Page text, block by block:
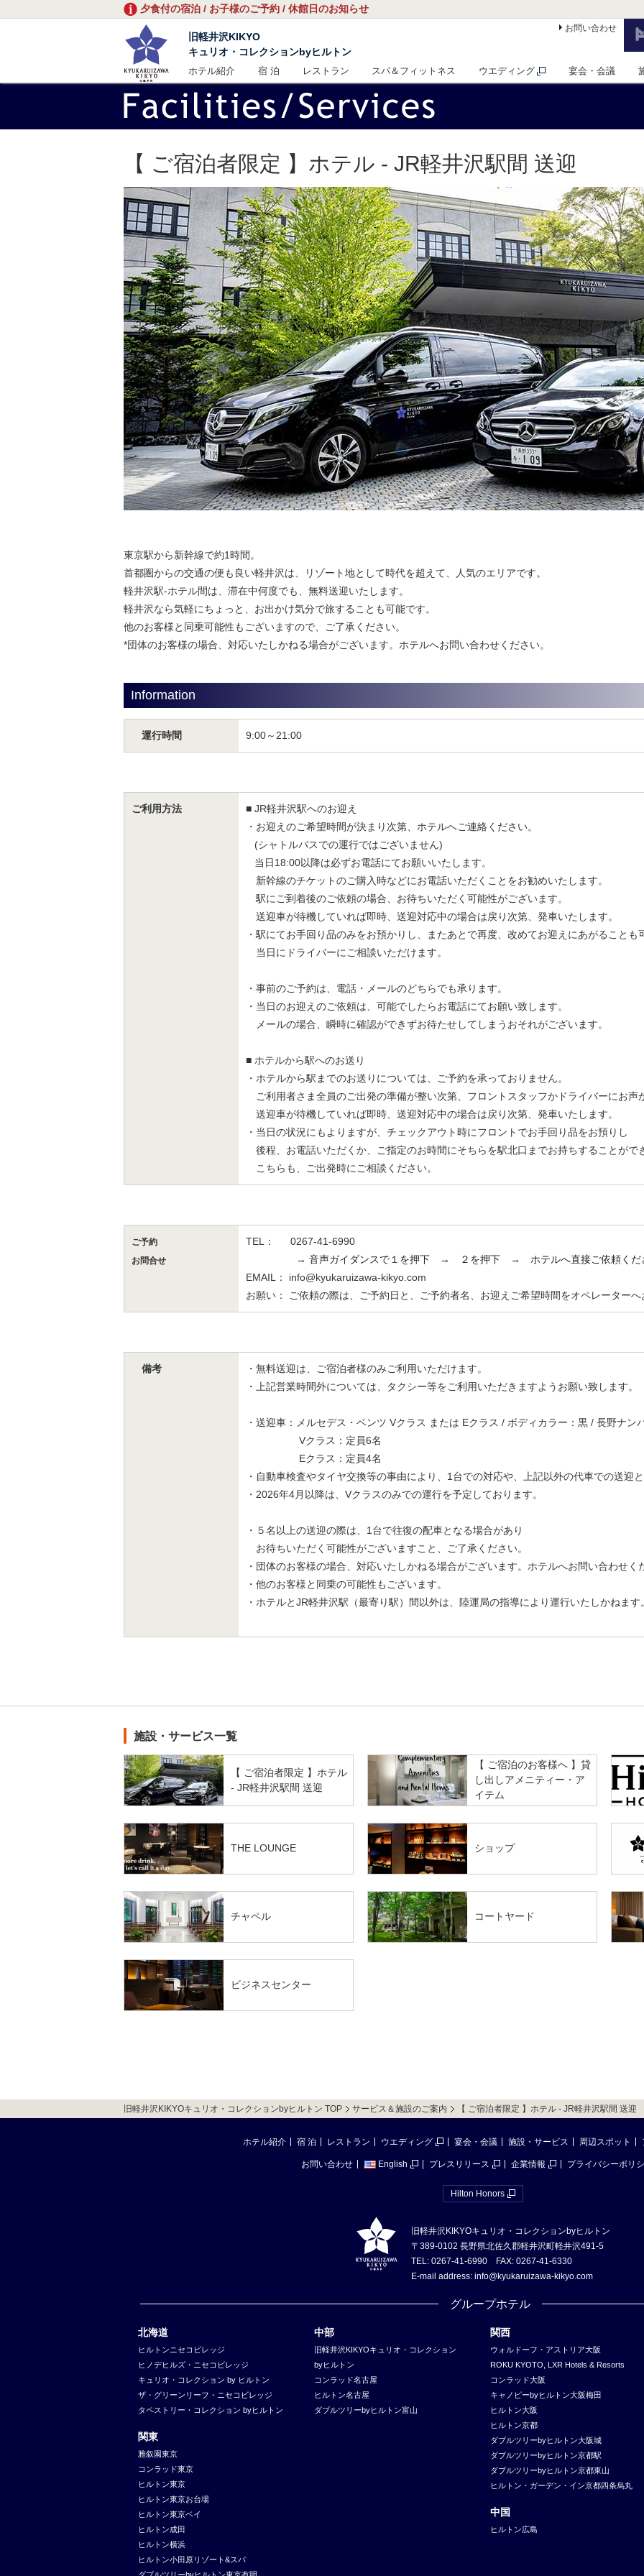
夕食付の宿泊 / お子様のご予約 / 休館日のお知らせ
旧軽井沢KIKYO
キュリオ・コレクションbyヒルトン
お問い合わせ
ホテル紹介 宿 泊 レストラン スパ＆フィットネス ウエディング 宴会・会議
【 ご宿泊者限定 】ホテル - JR軽井沢駅間 送迎
東京駅から新幹線で約1時間。
首都圏からの交通の便も良い軽井沢は、リゾート地として時代を超えて、人気のエリアです。
軽井沢駅-ホテル間は、滞在中何度でも、無料送迎いたします。
軽井沢なら気軽にちょっと、お出かけ気分で旅することも可能です。
他のお客様と同乗可能性もございますので、ご了承ください。
*団体のお客様の場合、対応いたしかねる場合がございます。ホテルへお問い合わせください。
Information
運行時間 9:00～21:00
ご利用方法
■ JR軽井沢駅へのお迎え
・お迎えのご希望時間が決まり次第、ホテルへご連絡ください。
(シャトルバスでの運行ではございません)
当日18:00以降は必ずお電話にてお願いいたします。
新幹線のチケットのご購入時などにお電話いただくことをお勧めいたします。
駅にご到着後のご依頼の場合、お待ちいただく可能性がございます。
送迎車が待機していれば即時、送迎対応中の場合は戻り次第、発車いたします。
・駅にてお手回り品のみをお預かりし、またあとで再度、改めてお迎えにあがることも
当日にドライバーにご相談いただけます。
・事前のご予約は、電話・メールのどちらでも承ります。
・当日のお迎えのご依頼は、可能でしたらお電話にてお願い致します。
メールの場合、瞬時に確認ができずお待たせしてしまうおそれがございます。
■ ホテルから駅へのお送り
・ホテルから駅までのお送りについては、ご予約を承っておりません。
ご利用者さま全員のご出発の準備が整い次第、フロントスタッフかドライバーにお声
送迎車が待機していれば即時、送迎対応中の場合は戻り次第、発車いたします。
・当日の状況にもよりますが、チェックアウト時にフロントでお手回り品をお預りし
後程、お電話いただくか、ご指定のお時間にそちらを駅北口までお持ちすることがで
こちらも、ご出発時にご相談ください。
ご予約
お問合せ
TEL： 0267-41-6990
→ 音声ガイダンスで１を押下 → ２を押下
→ ホテルへ直接ご依頼くだ
EMAIL： info@kyukaruizawa-kikyo.com
お願い： ご依頼の際は、ご予約日と、ご予約者名、お迎えご希望時間をオペレーター
備考
・無料送迎は、ご宿泊者様のみご利用いただけます。
・上記営業時間外については、タクシー等をご利用いただきますようお願い致します。
・送迎車：メルセデス・ベンツ Vクラス または Eクラス / ボディカラー：黒 / 長野ナン
Vクラス：定員6名
Eクラス：定員4名
・自動車検査やタイヤ交換等の事由により、1台での対応や、上記以外の代車での送迎
・2026年4月以降は、Vクラスのみでの運行を予定しております。
・５名以上の送迎の際は、1台で往復の配車となる場合があり
お待ちいただく可能性がございますこと、ご了承ください。
・団体のお客様の場合、対応いたしかねる場合がございます。ホテルへお問い合わせく
・他のお客様と同乗の可能性もございます。
・ホテルとJR軽井沢駅（最寄り駅）間以外は、陸運局の指導により運行いたしかねます。
施設・サービス一覧
【 ご宿泊者限定 】ホテル
- JR軽井沢駅間 送迎
【 ご宿泊のお客様へ 】貸
し出しアメニティー・ア
イテム
THE LOUNGE ショップ
チャペル コートヤード
ビジネスセンター
旧軽井沢KIKYOキュリオ・コレクションbyヒルトン TOP サービス＆施設のご案内 【 ご宿泊者限定 】ホテル - JR軽井沢駅間 送迎
ホテル紹介 宿 泊 レストラン ウエディング 宴会・会議 施設・サービス 周辺スポット
お問い合わせ English プレスリリース 企業情報 プライバシーポリ
Hilton Honors
旧軽井沢KIKYOキュリオ・コレクションbyヒルトン
〒389-0102 長野県北佐久郡軽井沢町軽井沢491-5
TEL: 0267-41-6990 FAX: 0267-41-6330
E-mail address: info@kyukaruizawa-kikyo.com
グループホテル
北海道
ヒルトンニセコビレッジ
ヒノデヒルズ・ニセコビレッジ
キュリオ・コレクション by ヒルトン
ザ・グリーンリーフ・ニセコビレッジ
タペストリー・コレクション byヒルトン
関東
雅叙園東京
コンラッド東京
ヒルトン東京
ヒルトン東京お台場
ヒルトン東京ベイ
ヒルトン成田
ヒルトン横浜
ヒルトン小田原リゾート&スパ
中部
旧軽井沢KIKYOキュリオ・コレクション
byヒルトン
コンラッド名古屋
ヒルトン名古屋
ダブルツリーbyヒルトン富山
関西
ウォルドーフ・アストリア大阪
ROKU KYOTO, LXR Hotels & Resorts
コンラッド大阪
キャノピーbyヒルトン大阪梅田
ヒルトン大阪
ヒルトン京都
ダブルツリーbyヒルトン大阪城
ダブルツリーbyヒルトン京都駅
ダブルツリーbyヒルトン京都東山
ヒルトン・ガーデン・イン京都四条烏丸
中国
ヒルトン広島